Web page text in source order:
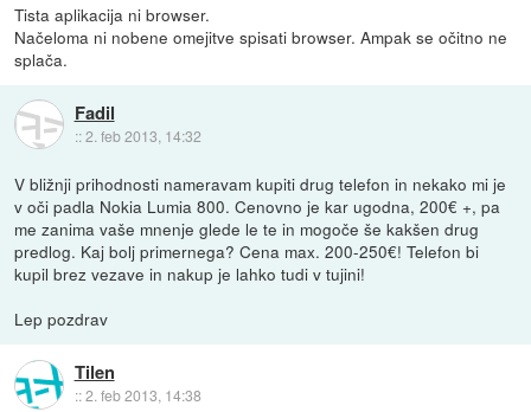
Tista aplikacija ni browser.
Načeloma ni nobene omejitve spisati browser. Ampak se očitno ne
splača.
Fadil
::2. feb 2013, 14:32
V bližnji prihodnosti nameravam kupiti drug telefon in nekako mi je
v oči padla Nokia Lumia 800. Cenovno je kar ugodna, 200€ +, pa
me zanima vaše mnenje glede le te in mogoče še kakšen drug
predlog. Kaj bolj primernega? Cena max. 200-250€! Telefon bi
kupil brez vezave in nakup je lahko tudi v tujini!
Lep pozdrav
Tilen
::2. feb 2013, 14:38